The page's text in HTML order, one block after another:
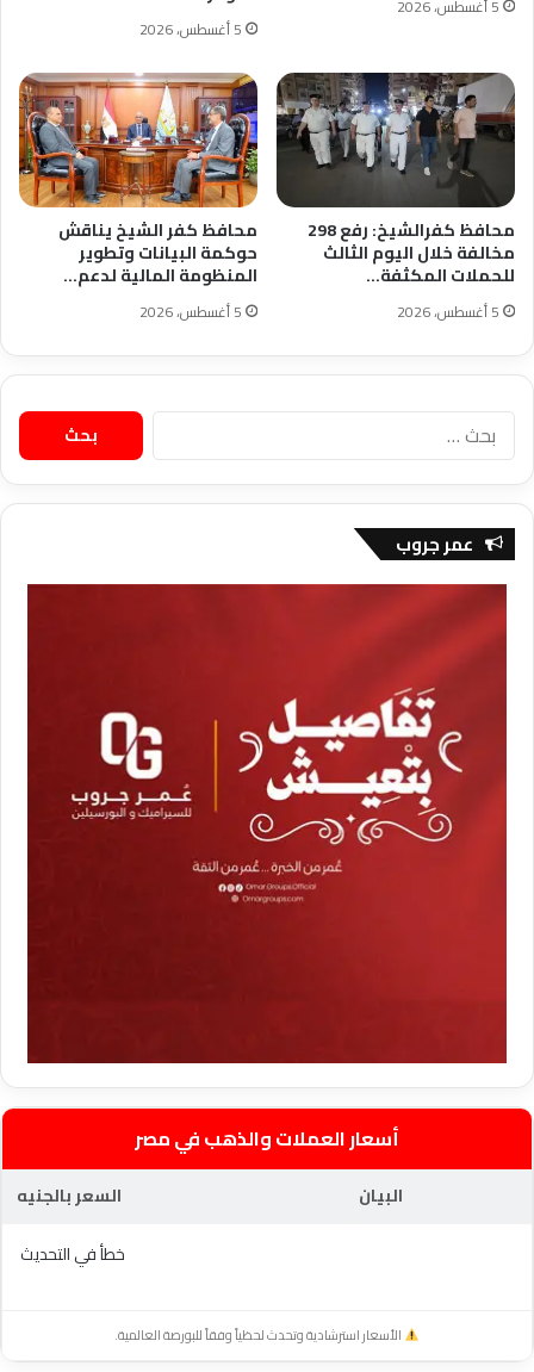
5 أغسطس، 2026
5 أغسطس، 2026
محافظ كفرالشيخ: رفع 298
مخالفة خلال اليوم الثالث
للحملات المكثفة…
5 أغسطس، 2026
محافظ كفر الشيخ يناقش
حوكمة البيانات وتطوير
المنظومة المالية لدعم…
5 أغسطس، 2026
البحث
عن:
عمر جروب
أسعار العملات والذهب في مصر
البيان
السعر بالجنيه
خطأ في التحديث
الأسعار استرشادية وتحدث لحظياً وفقاً للبورصة العالمية.